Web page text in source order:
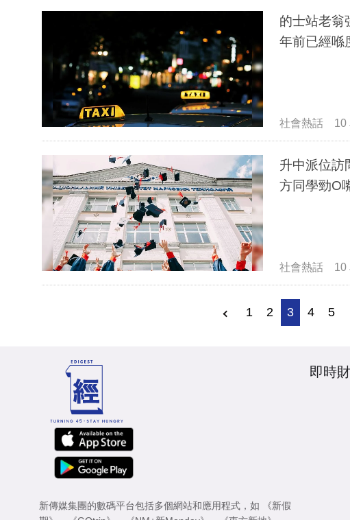
的士站老翁強行
年前已經喺
社會熱話 10
升中派位訪
方同學勁O
社會熱話 10
1 2 3 4 5
新傳媒集團的數碼平台包括多個網站和應用程式，如
《新假
即時